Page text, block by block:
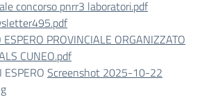
concorso pnrr3 laboratori.pdf
ESPERO PROVINCIALE ORGANIZZATO
CUNEO.pdf
ESPERO Screenshot 2025-10-22